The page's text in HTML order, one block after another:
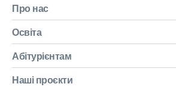
Про нас
Освіта
Абітурієнтам
Наші проєкти